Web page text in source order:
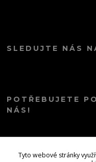
SLEDUJTE NÁS
POTŘEBUJETE
NÁS!
Tyto webové stránky